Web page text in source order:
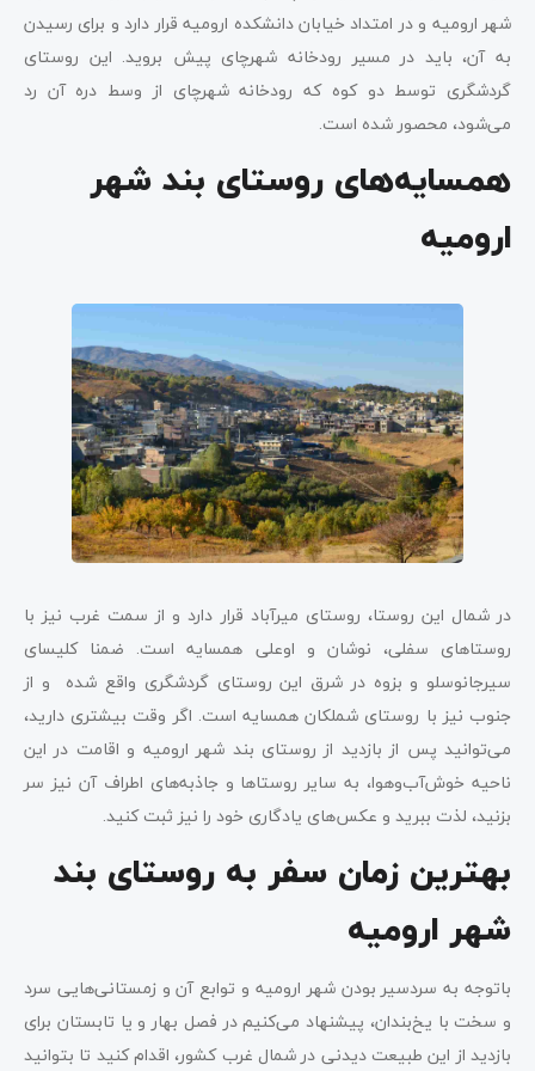
شهر ارومیه و در امتداد خیابان دانشکده ارومیه قرار دارد و برای رسیدن
به آن، باید در مسیر رودخانه شهرچای پیش بروید. این روستای
گردشگری توسط دو کوه که رودخانه شهرچای از وسط دره آن رد
می‌شود، محصور شده است.
همسایه‌های روستای بند شهر
ارومیه
در شمال این روستا، روستای میرآباد قرار دارد و از سمت غرب نیز با
روستاهای سفلی، نوشان و اوعلی همسایه است. ضمنا کلیسای
سیرجانوسلو و بزوه در شرق این روستای گردشگری واقع شده و از
جنوب نیز با روستای شملکان همسایه است. اگر وقت بیشتری دارید،
می‌توانید پس از بازدید از روستای بند شهر ارومیه و اقامت در این
ناحیه خوش‌آب‌وهوا، به سایر روستاها و جاذبه‌های اطراف آن نیز سر
بزنید، لذت ببرید و عکس‌های یادگاری خود را نیز ثبت کنید.
بهترین زمان سفر به روستای بند
شهر ارومیه
باتوجه به سردسیر بودن شهر ارومیه و توابع آن و زمستانی‌هایی سرد
و سخت با یخ‌بندان، پیشنهاد می‌کنیم در فصل بهار و یا تابستان برای
بازدید از این طبیعت دیدنی در شمال غرب کشور، اقدام کنید تا بتوانید